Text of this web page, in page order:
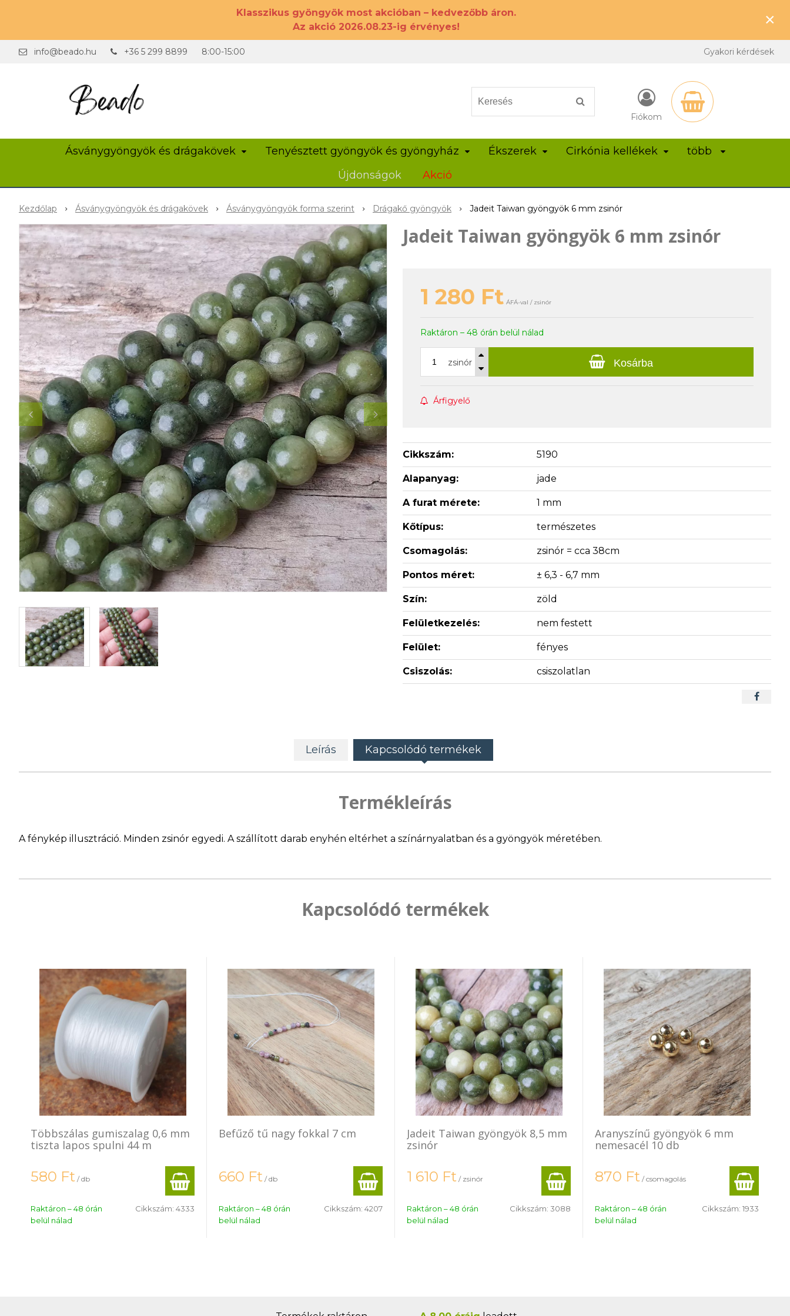
Klasszikus gyöngyök most akcióban – kedvezőbb áron.
Az akció 2026.08.23-ig érvényes!
×
info@beado.hu +36 5 299 8899 8:00-15:00 Gyakori kérdések
Fiókom
Ásványgyöngyök és drágakövek Tenyésztett gyöngyök és gyöngyház Ékszerek Cirkónia kellékek
több
Újdonságok
Akció
Kezdőlap Ásványgyöngyök és drágakövek Ásványgyöngyök forma szerint Drágakő gyöngyök Jadeit Taiwan gyöngyök 6 mm zsinór
Jadeit Taiwan gyöngyök 6 mm zsinór
1 280 Ft ÁFÁ-val / zsinór
Raktáron – 48 órán belül nálad
zsinór Kosárba
Árfigyelő
Cikkszám: 5190
Alapanyag: jade
A furat mérete: 1 mm
Kőtípus: természetes
Csomagolás: zsinór = cca 38cm
Pontos méret: ± 6,3 - 6,7 mm
Szín: zöld
Felületkezelés: nem festett
Felület: fényes
Csiszolás: csiszolatlan
Leírás Kapcsolódó termékek
Termékleírás
A fénykép illusztráció. Minden zsinór egyedi. A szállított darab enyhén eltérhet a színárnyalatban és a gyöngyök méretében.
Kapcsolódó termékek
Többszálas gumiszalag 0,6 mm
tiszta lapos spulni 44 m
580 Ft / db
Raktáron – 48 órán
belül nálad
Cikkszám: 4333
Befűző tű nagy fokkal 7 cm
660 Ft / db
Raktáron – 48 órán
belül nálad
Cikkszám: 4207
Jadeit Taiwan gyöngyök 8,5 mm
zsinór
1 610 Ft / zsinór
Raktáron – 48 órán
belül nálad
Cikkszám: 3088
Aranyszínű gyöngyök 6 mm
nemesacél 10 db
870 Ft / csomagolás
Raktáron – 48 órán
belül nálad
Cikkszám: 1933